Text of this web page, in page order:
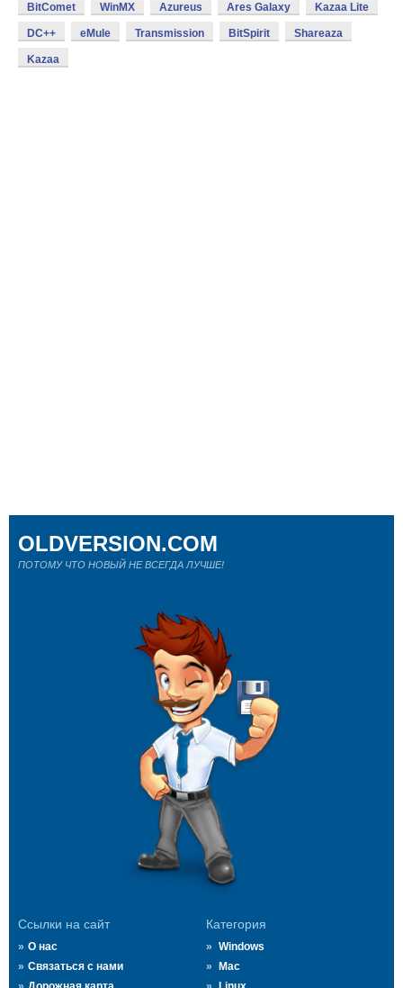
BitComet WinMX Azureus Ares Galaxy Kazaa Lite
DC++ eMule Transmission BitSpirit Shareaza
Kazaa
Ссылки на сайт
О нас
Связаться с нами
Категория
Windows
Mac
OLDVERSION.COM
ПОТОМУ ЧТО НОВЫЙ НЕ ВСЕГДА ЛУЧШЕ!